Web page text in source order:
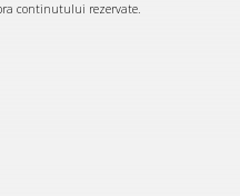
continutului rezervate.